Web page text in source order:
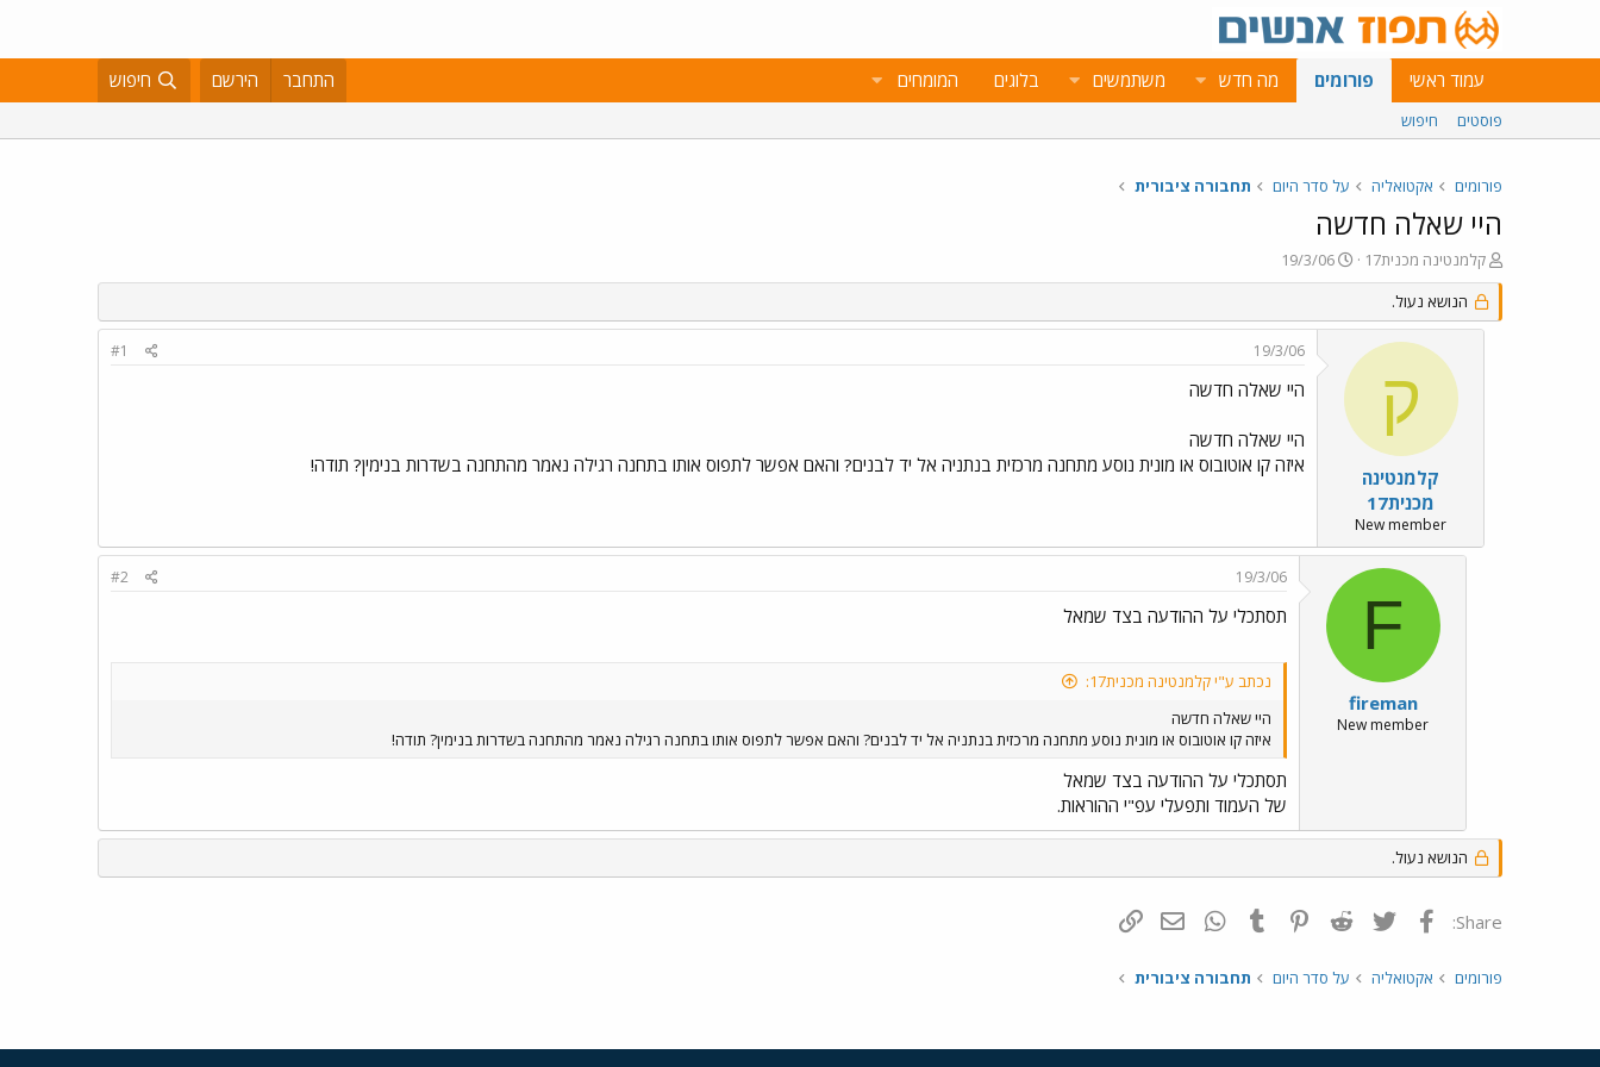
עמוד ראשי פורומים מה חדש משתמשים בלוגים המומחים התחבר הירשם חיפוש
פוסטים חיפוש
פורומים אקטואליה על סדר היום תחבורה ציבורית
היי שאלה חדשה
פ
ו
ת
ח
קלמנטינה מכנית17
פ
ו
ס
19/3/06
הנושא נעול.
ק
קלמנטינה
מכנית17
New member
19/3/06
#1
היי שאלה חדשה
היי שאלה חדשה
איזה קו אוטובוס או מונית נוסע מתחנה מרכזית בנתניה אל יד לבנים? והאם אפשר לתפוס אותו בתחנה רגילה נאמר מהתחנה בשדרות בנימין? תודה!
F
fireman
New member
19/3/06
#2
תסתכלי על ההודעה בצד שמאל
נכתב ע"י קלמנטינה מכנית17:
היי שאלה חדשה
איזה קו אוטובוס או מונית נוסע מתחנה מרכזית בנתניה אל יד לבנים? והאם אפשר לתפוס אותו בתחנה רגילה נאמר מהתחנה בשדרות בנימין? תודה!
תסתכלי על ההודעה בצד שמאל
של העמוד ותפעלי עפ"י ההוראות.
הנושא נעול.
Share: פייסבוק Twitter
Reddit
Pinterest
Tumblr
WhatsAppדואר אלקטרוני
פורומים אקטואליה על סדר היום תחבורה ציבורית